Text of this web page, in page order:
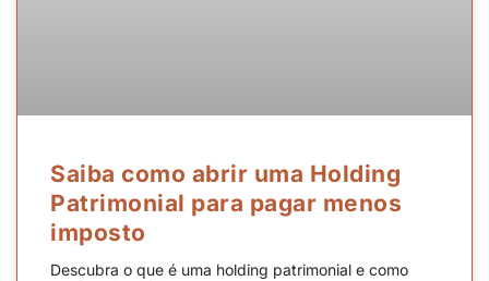
Saiba como abrir uma Holding
Patrimonial para pagar menos
imposto
Descubra o que é uma holding patrimonial e como